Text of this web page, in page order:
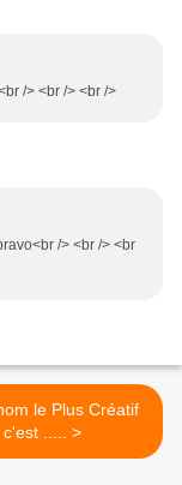
/> <br /> <br />
/> <br /> <br
le Plus Créatif
c'est ..... >